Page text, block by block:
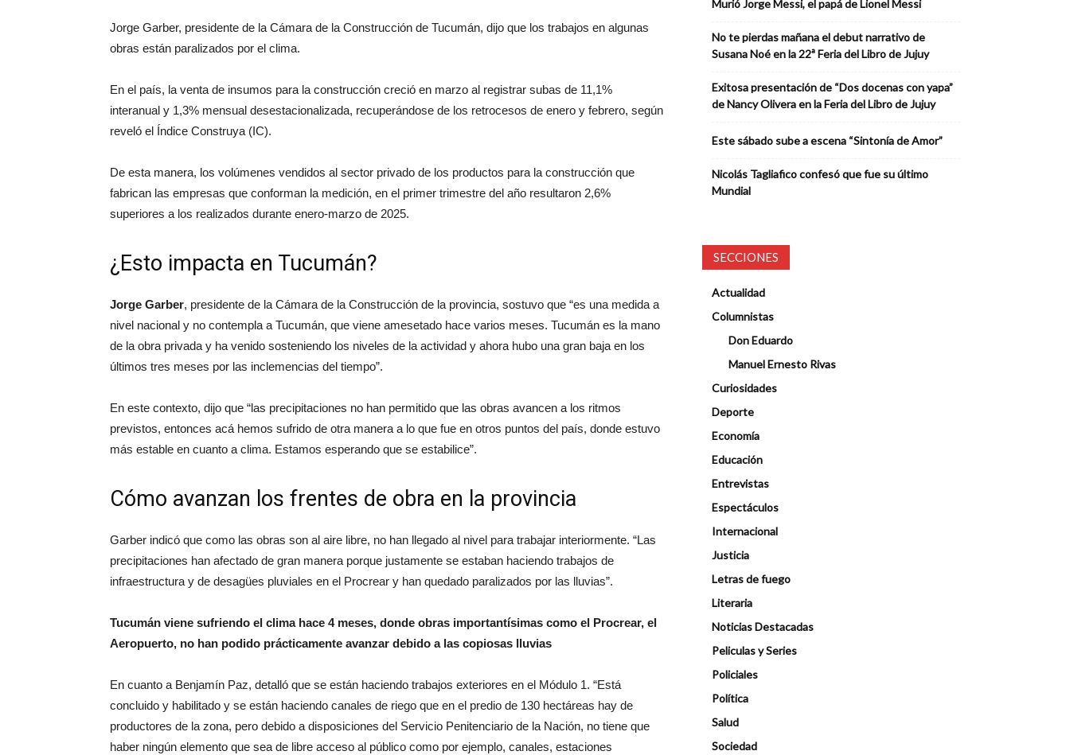
Jorge Garber, presidente de la Cámara de la Construcción de Tucumán, dijo que los trabajos en algunas
obras están paralizados por el clima.
En el país, la venta de insumos para la construcción creció en marzo al registrar subas de 11,1%
interanual y 1,3% mensual desestacionalizada, recuperándose de los retrocesos de enero y febrero, según
reveló el Índice Construya (IC).
De esta manera, los volúmenes vendidos al sector privado de los productos para la construcción que
fabrican las empresas que conforman la medición, en el primer trimestre del año resultaron 2,6%
superiores a los realizados durante enero-marzo de 2025.
¿Esto impacta en Tucumán?
Jorge Garber, presidente de la Cámara de la Construcción de la provincia, sostuvo que “es una medida a
nivel nacional y no contempla a Tucumán, que viene amesetado hace varios meses. Tucumán es la mano
de la obra privada y ha venido sosteniendo los niveles de la actividad y ahora hubo una gran baja en los
últimos tres meses por las inclemencias del tiempo”.
En este contexto, dijo que “las precipitaciones no han permitido que las obras avancen a los ritmos
previstos, entonces acá hemos sufrido de otra manera a lo que fue en otros puntos del país, donde estuvo
más estable en cuanto a clima. Estamos esperando que se estabilice”.
Cómo avanzan los frentes de obra en la provincia
Garber indicó que como las obras son al aire libre, no han llegado al nivel para trabajar interiormente. “Las
precipitaciones han afectado de gran manera porque justamente se estaban haciendo trabajos de
infraestructura y de desagües pluviales en el Procrear y han quedado paralizados por las lluvias”.
Tucumán viene sufriendo el clima hace 4 meses, donde obras importantísimas como el Procrear, el
Aeropuerto, no han podido prácticamente avanzar debido a las copiosas lluvias
En cuanto a Benjamín Paz, detalló que se están haciendo trabajos exteriores en el Módulo 1. “Está
concluido y habilitado y se están haciendo canales de riego que en el predio de 130 hectáreas hay de
productores de la zona, pero debido a disposiciones del Servicio Penitenciario de la Nación, no tiene que
haber ningún elemento que sea de libre acceso al público como por ejemplo, canales, estaciones
Murió Jorge Messi, el papá de Lionel Messi
No te pierdas mañana el debut narrativo de
Susana Noé en la 22ª Feria del Libro de Jujuy
Exitosa presentación de “Dos docenas con yapa”
de Nancy Olivera en la Feria del Libro de Jujuy
Este sábado sube a escena “Sintonía de Amor”
Nicolás Tagliafico confesó que fue su último
Mundial
SECCIONES
Actualidad
Columnistas
Don Eduardo
Manuel Ernesto Rivas
Curiosidades
Deporte
Economía
Educación
Entrevistas
Espectáculos
Internacional
Justicia
Letras de fuego
Literaria
Noticias Destacadas
Peliculas y Series
Policiales
Política
Salud
Sociedad